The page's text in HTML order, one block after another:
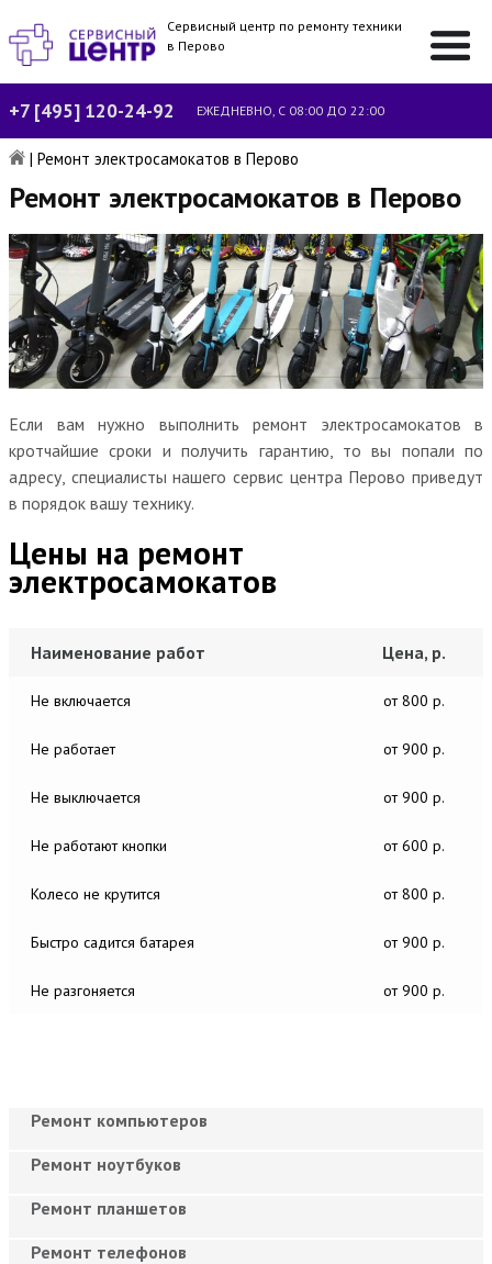
Сервисный центр по ремонту техники
в Перово
+7 [495] 120-24-92 ЕЖЕДНЕВНО, С 08:00 ДО 22:00
| Ремонт электросамокатов в Перово
Ремонт электросамокатов в Перово
Если вам нужно выполнить ремонт электросамокатов в
кротчайшие сроки и получить гарантию, то вы попали по
адресу, специалисты нашего сервис центра Перово приведут
в порядок вашу технику.
Цены на ремонт
электросамокатов
Наименование работ Цена, р.
Не включается от 800 р.
Не работает от 900 р.
Не выключается от 900 р.
Не работают кнопки от 600 р.
Колесо не крутится от 800 р.
Быстро садится батарея от 900 р.
Не разгоняется от 900 р.
Ремонт компьютеров
Ремонт ноутбуков
Ремонт планшетов
Ремонт телефонов